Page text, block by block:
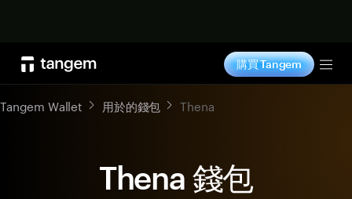
購買 Tangem
Tangem Wallet 用於的錢包 Thena
Thena 錢包